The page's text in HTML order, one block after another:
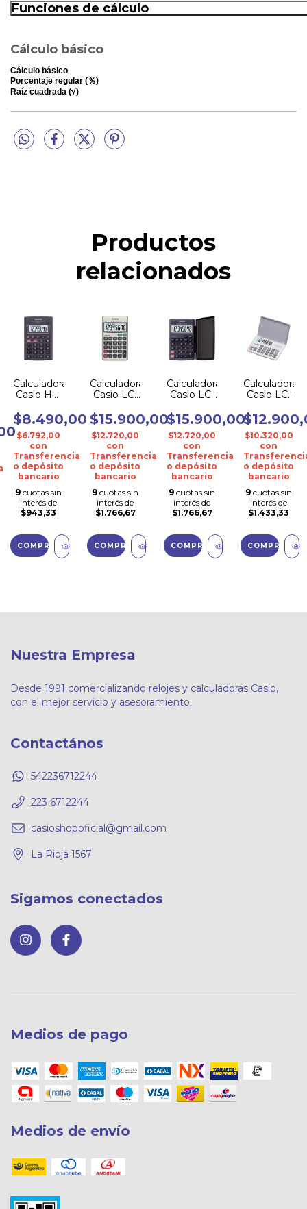
Funciones de cálculo
Cálculo básico
Cálculo básico
Porcentaje regular (％)
Raíz cuadrada (√)
Productos
relacionados
Calculadora
Casio HL-
$8.490,00
$6.792,00
con
Transferencia
o depósito
bancario
9 cuotas sin
interés de
$943,33
Calculadora
Casio LC-
$15.900,00
$12.720,00
con
Transferencia
o depósito
bancario
9 cuotas sin
interés de
$1.766,67
Calculadora
Casio LC-
$15.900,00
$12.720,00
con
Transferencia
o depósito
bancario
9 cuotas sin
interés de
$1.766,67
Calculadora
Casio LC-
$10.320,00
con
o depósito
bancario
9 cuotas sin
interés de
$1.433,33
Nuestra Empresa
Desde 1991 comercializando relojes y calculadoras Casio,
con el mejor servicio y asesoramiento.
Contactános
542236712244
223 6712244
casioshopoficial@gmail.com
La Rioja 1567
Sigamos conectados
Medios de pago
Medios de envío